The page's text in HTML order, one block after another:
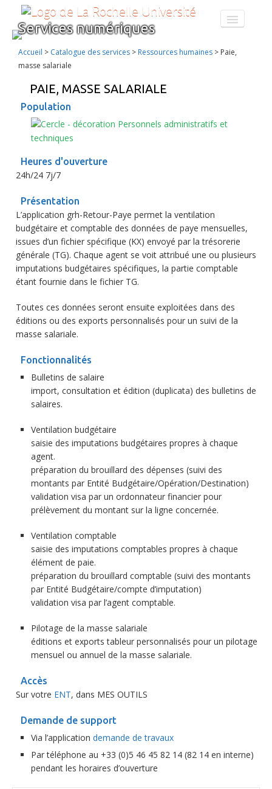
CATALOGUE DES SERVICES
FORMATION AU NUMÉRIQUE
À PROPOS
ENT
Services numériques
Accueil > Catalogue des services > Ressources humaines > Paie,
masse salariale
PAIE, MASSE SALARIALE
Population
Personnels administratifs et
techniques
Heures d'ouverture
24h/24 7j/7
Présentation
L’application grh-Retour-Paye permet la ventilation
budgétaire et comptable des données de paye mensuelles,
issues d’un fichier spécifique (KX) envoyé par la trésorerie
générale (TG). Chaque agent se voit attribué une ou plusieurs
imputations budgétaires spécifiques, la partie comptable
étant fournie dans le fichier TG.
Toutes ces données seront ensuite exploitées dans des
éditions ou des exports personnalisés pour un suivi de la
masse salariale.
Fonctionnalités
Bulletins de salaire
import, consultation et édition (duplicata) des bulletins de
salaires.
Ventilation budgétaire
saisie des imputations budgétaires propres à chaque
agent.
préparation du brouillard des dépenses (suivi des
montants par Entité Budgétaire/Opération/Destination)
validation visa par un ordonnateur financier pour
prélèvement du montant sur la ligne concernée.
Ventilation comptable
saisie des imputations comptables propres à chaque
élément de paie.
préparation du brouillard comptable (suivi des montants
par Entité Budgétaire/compte d’imputation)
validation visa par l’agent comptable.
Pilotage de la masse salariale
éditions et exports tableur personnalisés pour un pilotage
mensuel ou annuel de la masse salariale.
Accès
Sur votre ENT, dans MES OUTILS
Demande de support
Via l’application demande de travaux
Par téléphone au +33 (0)5 46 45 82 14 (82 14 en interne)
pendant les horaires d’ouverture